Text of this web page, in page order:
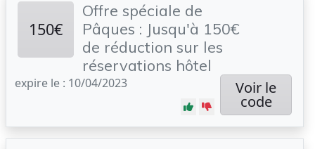
150€
Offre spéciale de
Pâques : Jusqu'à 150€
de réduction sur les
réservations hôtel
expire le : 10/04/2023 Voir le
code